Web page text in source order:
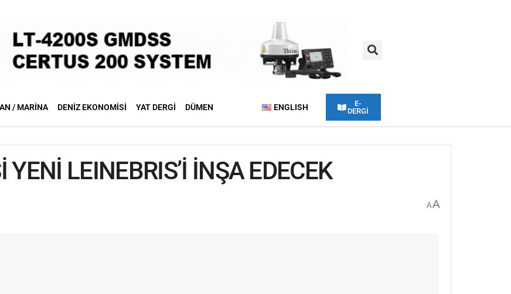
/ MARINA DENIZ EKONOMISI YAT DERGI DÜMEN ENGLISH
E-
DERGİ
LEINEBRIS’İ İNŞA EDECEK
AA